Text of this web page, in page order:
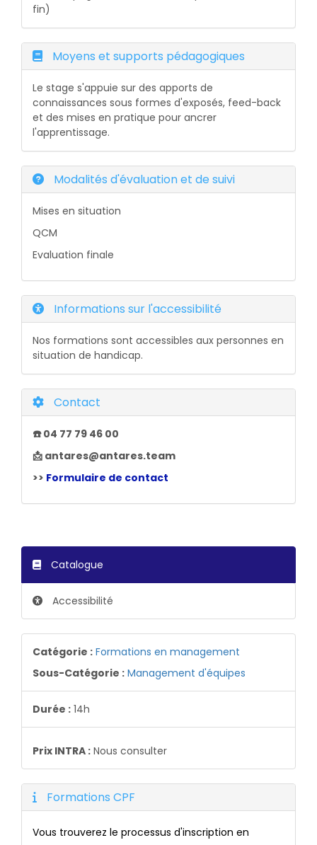
fin)
Moyens et supports pédagogiques
Le stage s'appuie sur des apports de
connaissances sous formes d'exposés, feed-back
et des mises en pratique pour ancrer
l'apprentissage.
Modalités d'évaluation et de suivi
Mises en situation
QCM
Evaluation finale
Informations sur l'accessibilité
Nos formations sont accessibles aux personnes en
situation de handicap.
Contact
☎️ 04 77 79 46 00
📩 antares@antares.team
>> Formulaire de contact
Catalogue
Accessibilité
Catégorie : Formations en management
Sous-Catégorie : Management d'équipes
Durée : 14h
Prix INTRA : Nous consulter
Formations CPF
Vous trouverez le processus d'inscription en